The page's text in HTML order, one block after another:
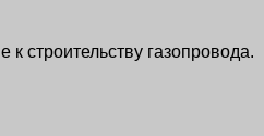
строительству газопровода.